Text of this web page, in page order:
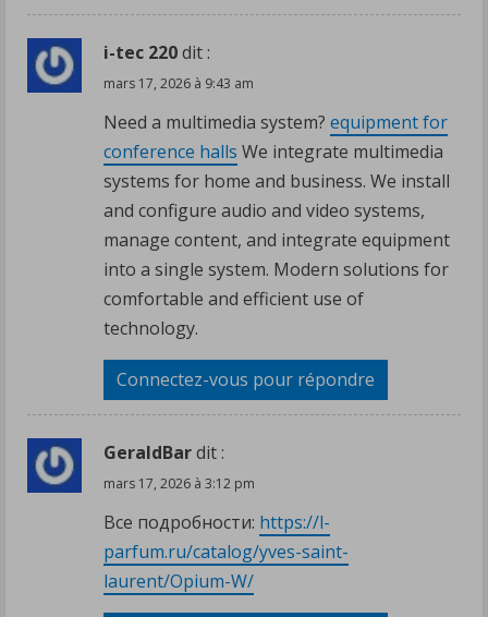
i-tec 220dit :
mars 17, 2026 à 9:43 am
Need a multimedia system? equipment for
conference halls We integrate multimedia
systems for home and business. We install
and configure audio and video systems,
manage content, and integrate equipment
into a single system. Modern solutions for
comfortable and efficient use of
technology.
Connectez-vous pour répondre
GeraldBardit :
mars 17, 2026 à 3:12 pm
Все подробности: https://l-
parfum.ru/catalog/yves-saint-
laurent/Opium-W/